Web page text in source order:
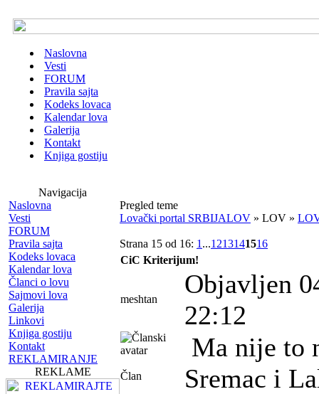
Naslovna
Vesti
FORUM
Pravila sajta
Kodeks lovaca
Kalendar lova
Galerija
Kontakt
Knjiga gostiju
Navigacija
Naslovna
Vesti
FORUM
Pravila sajta
Kodeks lovaca
Kalendar lova
Članci o lovu
Sajmovi lova
Galerija
Linkovi
Knjiga gostiju
Kontakt
REKLAMIRANJE
REKLAME
Pregled teme
Lovački portal SRBIJALOV » LOV »
Strana 15 od 16: 1 ...1213141516
CiC Kriterijum!
meshtan
Objavljen
22:12
Član
Ma nije to
Sremac i